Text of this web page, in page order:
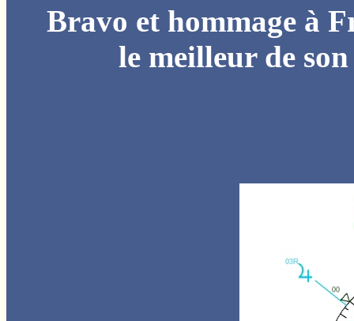
Bravo et hommage à
le meilleur de